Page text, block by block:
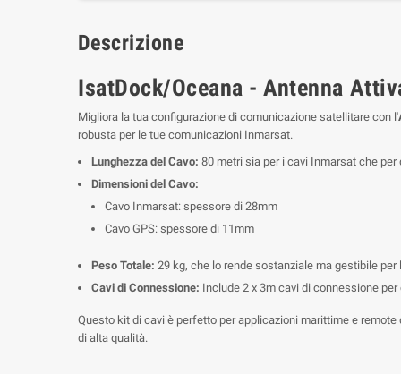
Descrizione
IsatDock/Oceana - Antenna
Migliora la tua configurazione di comunicazione satellitare con l'
robusta per le tue comunicazioni Inmarsat.
Lunghezza del Cavo: 80 metri sia per i cavi Inmarsat che
Dimensioni del Cavo:
Cavo Inmarsat: spessore di 28mm
Cavo GPS: spessore di 11mm
Peso Totale: 29 kg, che lo rende sostanziale ma gestibile per
Cavi di Connessione: Include 2 x 3m cavi di connessione
Questo kit di cavi è perfetto per applicazioni marittime e
di alta qualità.